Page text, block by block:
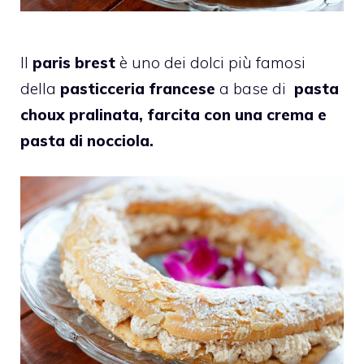
Il paris brest è uno dei dolci più famosi
della pasticceria francese a base di pasta
choux pralinata, farcita con una crema e
pasta di nocciola.